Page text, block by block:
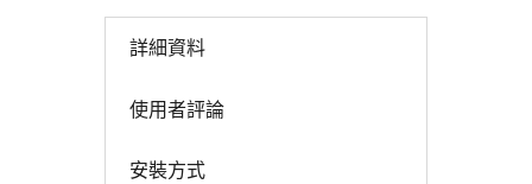
詳細資料
使用者評論
安裝方式